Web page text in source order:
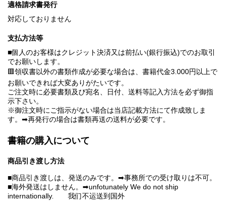
適格請求書発行
対応しておりません
支払方法等
■個人のお客様はクレジット決済又は前払い(銀行振込)でのお取引
でお願いします。
🟥領収書以外の書類作成が必要な場合は、書籍代金3.000円以上で
お願いできれば大変ありがたいです。
ご注文時に必要書類及び宛名、日付、送料等記入方法を必ず御指
示下さい。
※御注文時にご指示がない場合は当店記載方法にて作成致しま
す。➡再発行の場合は書類再送の送料が必要です。
書籍の購入について
商品引き渡し方法
■商品引き渡しは、発送のみです。➡事務所での受け取りは不可。
■海外発送はしません。➡unfotunately We do not ship
internationally. 我们不运送到国外